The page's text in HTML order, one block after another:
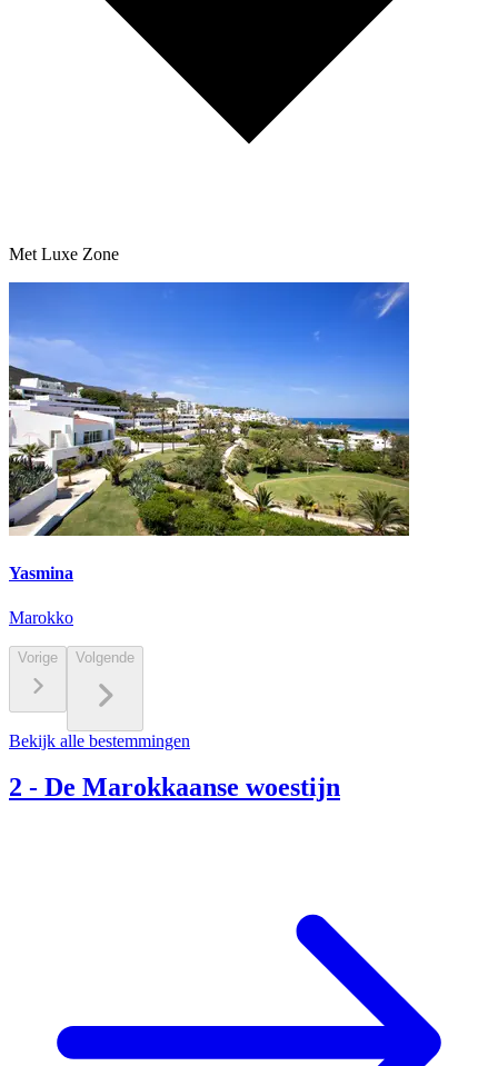
Met Luxe Zone
Yasmina
Marokko
Vorige Volgende
Bekijk alle bestemmingen
2 - De Marokkaanse woestijn